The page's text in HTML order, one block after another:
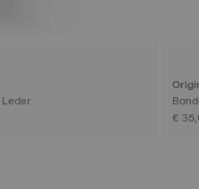
Bandanstoßbreite 9 mm • Schwarz • Leder
€